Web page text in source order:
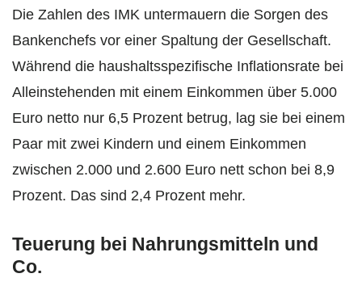
Die Zahlen des IMK untermauern die Sorgen des
Bankenchefs vor einer Spaltung der Gesellschaft.
Während die haushaltsspezifische Inflationsrate bei
Alleinstehenden mit einem Einkommen über 5.000
Euro netto nur 6,5 Prozent betrug, lag sie bei einem
Paar mit zwei Kindern und einem Einkommen
zwischen 2.000 und 2.600 Euro nett schon bei 8,9
Prozent. Das sind 2,4 Prozent mehr.
Teuerung bei Nahrungsmitteln und
Co.